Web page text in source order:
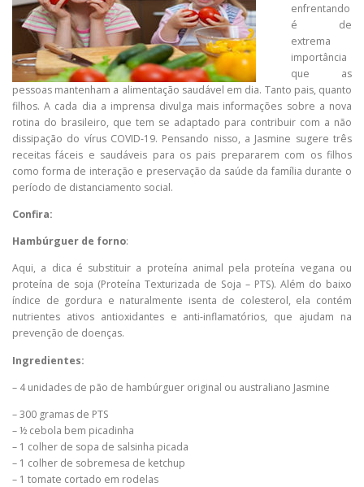
enfrentando
é de
extrema
importância
que as
pessoas mantenham a alimentação saudável em dia. Tanto pais, quanto
filhos. A cada dia a imprensa divulga mais informações sobre a nova
rotina do brasileiro, que tem se adaptado para contribuir com a não
dissipação do vírus COVID-19. Pensando nisso, a Jasmine sugere três
receitas fáceis e saudáveis para os pais prepararem com os filhos
como forma de interação e preservação da saúde da família durante o
período de distanciamento social.
Confira:
Hambúrguer de forno:
Aqui, a dica é substituir a proteína animal pela proteína vegana ou
proteína de soja (Proteína Texturizada de Soja – PTS). Além do baixo
índice de gordura e naturalmente isenta de colesterol, ela contém
nutrientes ativos antioxidantes e anti-inflamatórios, que ajudam na
prevenção de doenças.
Ingredientes:
– 4 unidades de pão de hambúrguer original ou australiano Jasmine
– 300 gramas de PTS
– ½ cebola bem picadinha
– 1 colher de sopa de salsinha picada
– 1 colher de sobremesa de ketchup
– 1 tomate cortado em rodelas